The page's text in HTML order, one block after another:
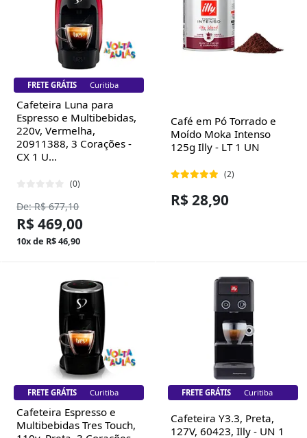
FRETE GRÁTIS Florianópolis
Cafeteira Luna para
Espresso e Multibebidas,
220v, Vermelha,
20911388, 3 Corações -
CX 1 U...
(0)
De: R$ 677,10
R$ 469,00
10x de R$ 46,90
Café em Pó Torrado e
Moído Moka Intenso
125g Illy - LT 1 UN
(2)
R$ 28,90
FRETE GRÁTIS Florianópolis
Cafeteira Espresso e
Multibebidas Tres Touch,
FRETE GRÁTIS Florianópolis
Cafeteira Y3.3, Preta,
127V, 60423, Illy - UN 1